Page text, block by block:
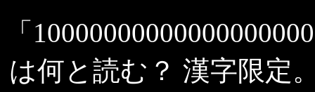
「
は何と読む？ 漢字限定